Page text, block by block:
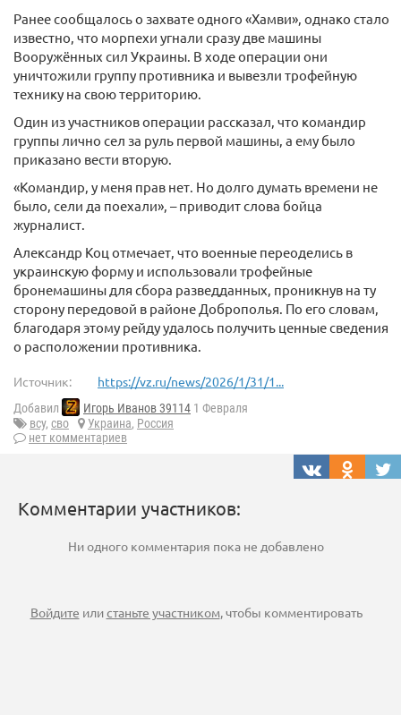
Ранее сообщалось о захвате одного «Хамви», однако стало
известно, что морпехи угнали сразу две машины
Вооружённых сил Украины. В ходе операции они
уничтожили группу противника и вывезли трофейную
технику на свою территорию.
Один из участников операции рассказал, что командир
группы лично сел за руль первой машины, а ему было
приказано вести вторую.
«Командир, у меня прав нет. Но долго думать времени не
было, сели да поехали», – приводит слова бойца
журналист.
Александр Коц отмечает, что военные переоделись в
украинскую форму и использовали трофейные
бронемашины для сбора разведданных, проникнув на ту
сторону передовой в районе Доброполья. По его словам,
благодаря этому рейду удалось получить ценные сведения
о расположении противника.
Источник: https://vz.ru/news/2026/1/31/1...
Добавил Игорь Иванов 39114 1 Февраля
всу, сво Украина, Россия
нет комментариев
Комментарии участников:
Ни одного комментария пока не добавлено
Войдите илистаньте участником, чтобы комментировать